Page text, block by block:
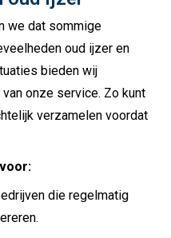
we dat sommige
oud ijzer en
bieden wij
onze service. Zo kunt
verzamelen voordat
die regelmatig